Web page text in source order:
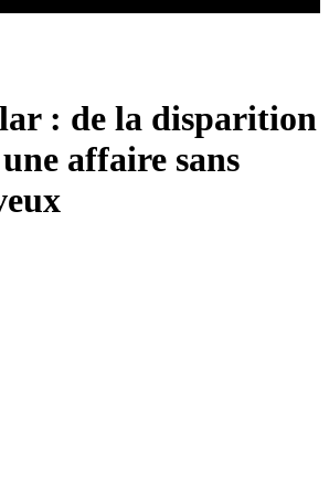
: de la disparition
affaire sans